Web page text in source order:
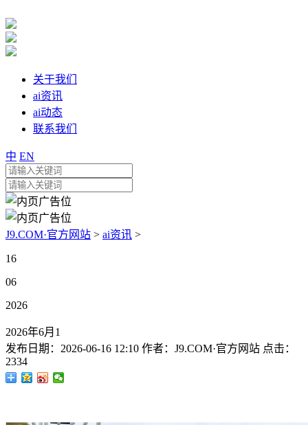
关于我们
ai资讯
ai动态
联系我们
中 EN
J9.COM·官方网站 > ai资讯 >
16
06
2026
2026年6月1
发布日期： 2026-06-16 12:10 作者： J9.COM·官方网站 点击：
2334